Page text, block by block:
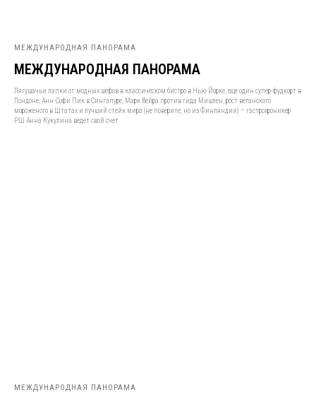
МЕЖДУНАРОДНАЯ ПАНОРАМА
МЕЖДУНАРОДНАЯ ПАНОРАМА
Лягушачьи лапки от модных шефов в классическом бистро в Нью-Йорке, еще один супер-фудкорт в
Лондоне, Анн-Софи Пик в Сингапуре, Марк Вейра против гида Мишлен, рост веганского
мороженого в Штатах и лучший стейк мира (не поверите, но из Финляндии) – гастрохроникер
РШ Анна Кукулина ведет свой счет
МЕЖДУНАРОДНАЯ ПАНОРАМА